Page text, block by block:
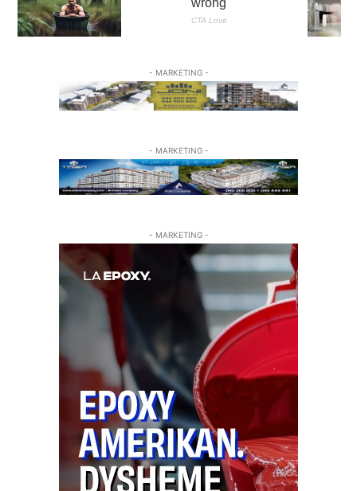
- MARKETING -
- MARKETING -
- MARKETING -